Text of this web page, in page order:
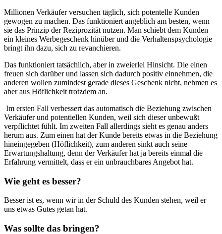
Millionen Verkäufer versuchen täglich, sich potentelle Kunden
gewogen zu machen. Das funktioniert angeblich am besten, wenn
sie das Prinzip der Reziprozität nutzen. Man schiebt dem Kunden
ein kleines Werbegeschenk hinüber und die Verhaltenspsychologie
bringt ihn dazu, sich zu revanchieren.
Das funktioniert tatsächlich, aber in zweierlei Hinsicht. Die einen
freuen sich darüber und lassen sich dadurch positiv einnehmen, die
anderen wollen zumindest gerade dieses Geschenk nicht, nehmen es
aber aus Höflichkeit trotzdem an.
Im ersten Fall verbessert das automatisch die Beziehung zwischen
Verkäufer und potentiellen Kunden, weil sich dieser unbewußt
verpflichtet fühlt. Im zweiten Fall allerdings sieht es genau anders
herum aus. Zum einen hat der Kunde bereits etwas in die Beziehung
hineingegeben (Höflichkeit), zum anderen sinkt auch seine
Erwartungshaltung, denn der Verkäufer hat ja bereits einmal die
Erfahrung vermittelt, dass er ein unbrauchbares Angebot hat.
Wie geht es besser?
Besser ist es, wenn wir in der Schuld des Kunden stehen, weil er
uns etwas Gutes getan hat.
Was sollte das bringen?